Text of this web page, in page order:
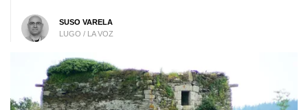
SUSO VARELA
LUGO / LA VOZ